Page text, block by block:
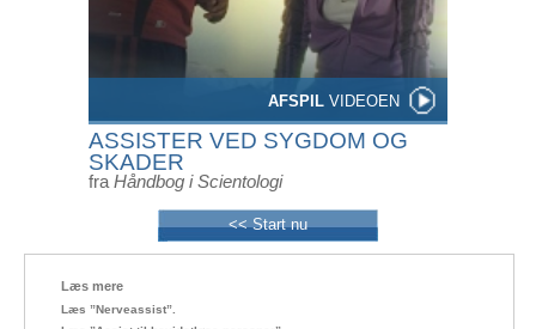
AFSPIL VIDEOEN
ASSISTER VED SYGDOM OG
SKADER
fra Håndbog i Scientologi
<< Start nu
Læs mere
Læs ”Nerveassist”.